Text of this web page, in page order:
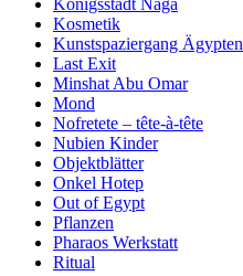
Königsstadt Naga
Kosmetik
Kunstspaziergang Ägypten
Last Exit
Minshat Abu Omar
Mond
Nofretete – tête-à-tête
Nubien Kinder
Objektblätter
Onkel Hotep
Out of Egypt
Pflanzen
Pharaos Werkstatt
Ritual